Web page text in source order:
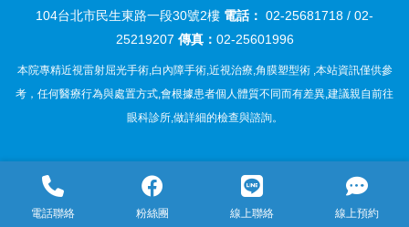
電話聯絡 粉絲團 線上聯絡 線上預約
104台北市民生東路一段30號2樓 電話： 02-25681718 / 02-
25219207 傳真： 02-25601996
本院專精近視雷射屈光手術,白內障手術,近視治療,角膜塑型術 ,本站資訊僅供參
考，任何醫療行為與處置方式,會根據患者個人體質不同而有差異,建議親自前往
眼科診所,做詳細的檢查與諮詢。